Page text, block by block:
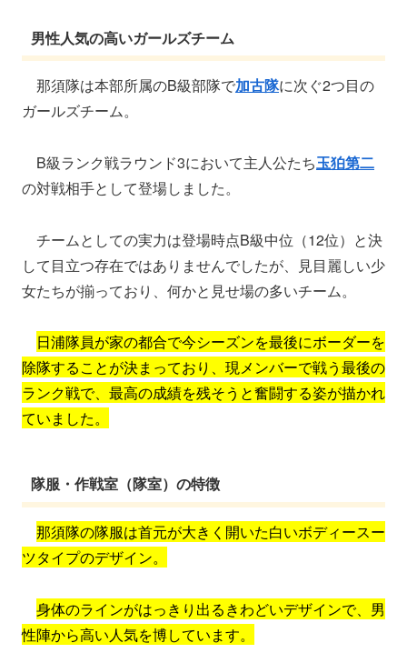
男性人気の高いガールズチーム
那須隊は本部所属のB級部隊で加古隊に次ぐ2つ目の
ガールズチーム。
B級ランク戦ラウンド3において主人公たち玉狛第二
の対戦相手として登場しました。
チームとしての実力は登場時点B級中位（12位）と決
して目立つ存在ではありませんでしたが、見目麗しい少
女たちが揃っており、何かと見せ場の多いチーム。
日浦隊員が家の都合で今シーズンを最後にボーダーを
除隊することが決まっており、現メンバーで戦う最後の
ランク戦で、最高の成績を残そうと奮闘する姿が描かれ
ていました。
隊服・作戦室（隊室）の特徴
那須隊の隊服は首元が大きく開いた白いボディースー
ツタイプのデザイン。
身体のラインがはっきり出るきわどいデザインで、男
性陣から高い人気を博しています。